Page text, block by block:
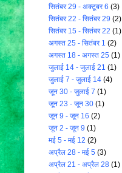
सितंबर 29 - अक्टूबर 6 (3)
सितंबर 22 - सितंबर 29 (2)
सितंबर 15 - सितंबर 22 (1)
अगस्त 25 - सितंबर 1 (2)
अगस्त 18 - अगस्त 25 (1)
जुलाई 14 - जुलाई 21 (1)
जुलाई 7 - जुलाई 14 (4)
जून 30 - जुलाई 7 (1)
जून 23 - जून 30 (1)
जून 9 - जून 16 (2)
जून 2 - जून 9 (1)
मई 5 - मई 12 (2)
अप्रैल 28 - मई 5 (3)
अप्रैल 21 - अप्रैल 28 (1)